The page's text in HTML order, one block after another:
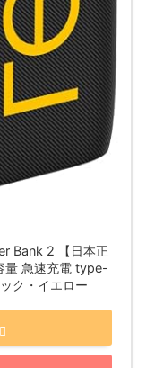
Bank 2 【日本正
量 急速充電 type-
ク・イエロー